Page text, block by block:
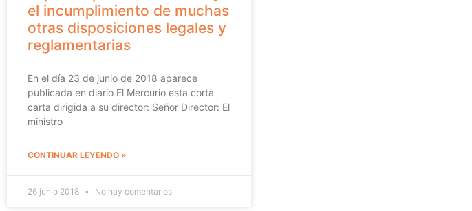
el incumplimiento de muchas
otras disposiciones legales y
reglamentarias
En el día 23 de junio de 2018 aparece
publicada en diario El Mercurio esta corta
carta dirigida a su director: Señor Director: El
ministro
CONTINUAR LEYENDO »
26 junio 2018 No hay comentarios